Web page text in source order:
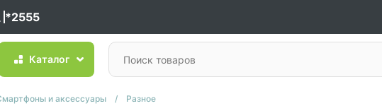
*2555
Каталог
и аксессуары / Разное